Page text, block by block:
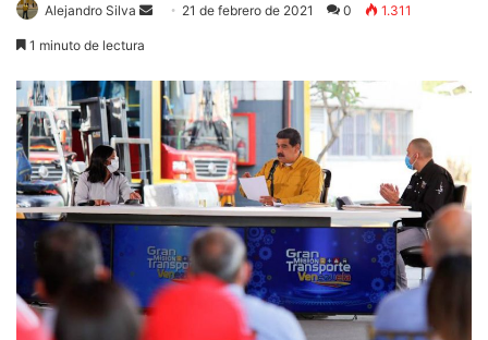
Alejandro Silva
Send 21 de febrero de 2021 0 1.311
1 minuto de lectura